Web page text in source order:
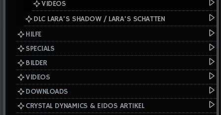
VIDEOS
DLC LARA'S SHADOW / LARA'S SCHATTEN
HILFE
SPECIALS
BILDER
VIDEOS
DOWNLOADS
CRYSTAL DYNAMICS & EIDOS ARTIKEL